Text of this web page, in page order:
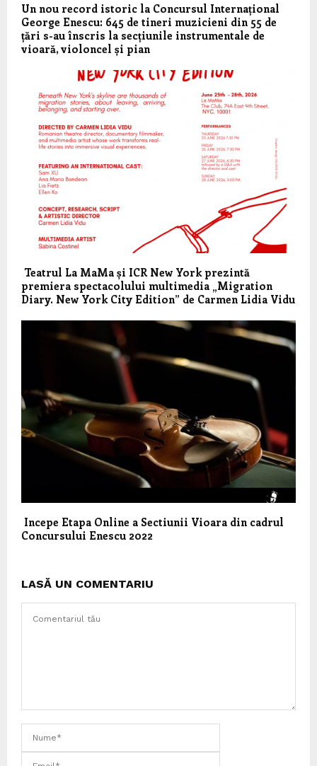
Un nou record istoric la Concursul Internațional
George Enescu: 645 de tineri muzicieni din 55 de
țări s-au înscris la secțiunile instrumentale de
vioară, violoncel și pian
Teatrul La MaMa și ICR New York prezintă
premiera spectacolului multimedia „Migration
Diary. New York City Edition” de Carmen Lidia Vidu
Incepe Etapa Online a Sectiunii Vioara din cadrul
Concursului Enescu 2022
LASĂ UN COMENTARIU